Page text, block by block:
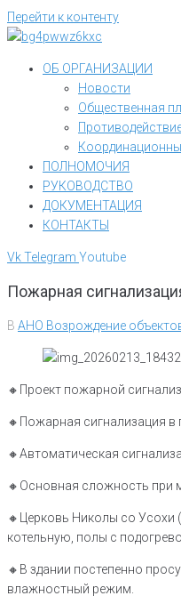
Перейти к контенту
ОБ ОРГАНИЗАЦИИ
Новости
Общественная
ПОЛНОМОЧИЯ
РУКОВОДСТВО
ДОКУМЕНТАЦИЯ
КОНТАКТЫ
VkTelegram Youtube
Пожарная
В АНО Возрождение
🔸Проект пожарной
🔸Пожарная сигнализация в
🔸Автоматическая
🔸Основная сложность при
🔸Церковь Николы со Усохи
котельную, полы с
🔸В здании постепенно
влажностный режим.